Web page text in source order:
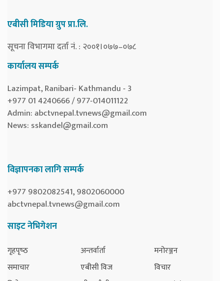
एबीसी मिडिया ग्रुप प्रा.लि.
सूचना विभागमा दर्ता नं. : २००१।०७७–०७८
कार्यालय सम्पर्क
Lazimpat, Ranibari- Kathmandu - 3
+977 01 4240666 / 977-014011122
Admin: abctvnepal.tvnews@gmail.com
News: sskandel@gmail.com
विज्ञापनका लागि सम्पर्क
+977 9802082541, 9802060000
abctvnepal.tvnews@gmail.com
साइट नेभिगेशन
गृहपृष्‍ठ
समाचार
अन्तर्वार्ता
एबीसी विज
मनोरञ्जन
विचार